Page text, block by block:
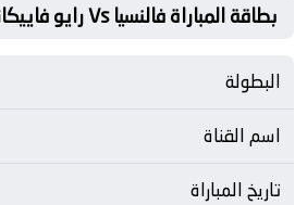
بطاقة المباراة فالنسيا Vs رايو فاييكانو
البطولة
اسم القناة
تاريخ المباراة